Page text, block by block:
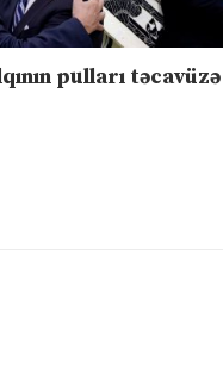
pulları